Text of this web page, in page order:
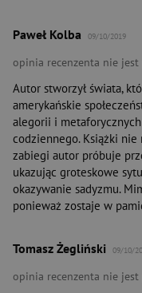
Paweł Kolba 09/10/2019
opinia recenzenta nie
Autor stworzył świata,
amerykańskie
alegorii i
codziennego. Książki nie
zabiegi autor próbuje
ukazując groteskowe
okazywanie sadyzmu.
ponieważ zostaje w
Tomasz Żegliński 09/10/
opinia recenzenta nie